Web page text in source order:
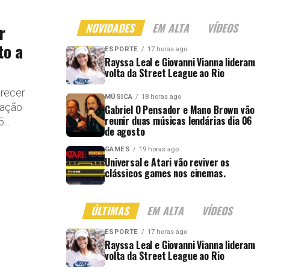
a
NOVIDADES EM ALTA VÍDEOS
ESPORTE 17 horas ago
Rayssa Leal e Giovanni Vianna lideram
volta da Street League ao Rio
MÚSICA 18 horas ago
Gabriel O Pensador e Mano Brown vão
reunir duas músicas lendárias dia 06
de agosto
GAMES 19 horas ago
Universal e Atari vão reviver os
clássicos games nos cinemas.
ÚLTIMAS EM ALTA VÍDEOS
ESPORTE 17 horas ago
Rayssa Leal e Giovanni Vianna lideram
volta da Street League ao Rio